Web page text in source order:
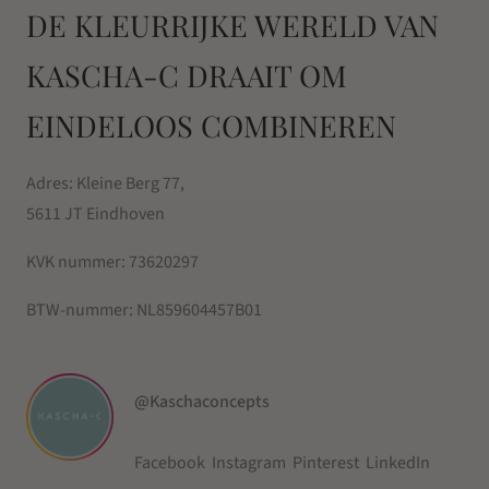
DE KLEURRIJKE WERELD VAN
KASCHA-C DRAAIT OM
EINDELOOS COMBINEREN
Adres: Kleine Berg 77,
5611 JT Eindhoven
KVK nummer: 73620297
BTW-nummer: NL859604457B01
@Kaschaconcepts
Facebook Instagram Pinterest LinkedIn